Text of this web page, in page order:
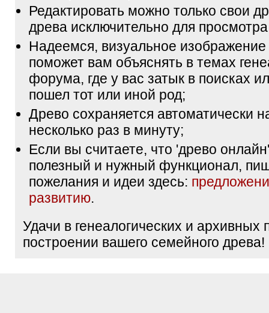
Редактировать можно только свои
древа исключительно для
Надеемся, визуальное
поможет вам объяснять в темах
форума, где у вас затык в поисках
пошел тот или иной род;
Древо сохраняется автоматически
несколько раз в минуту;
Если вы считаете, что 'древо
полезный и нужный функционал,
пожелания и идеи здесь:
развитию.
Удачи в генеалогических и архивных
построении вашего семейного древа!